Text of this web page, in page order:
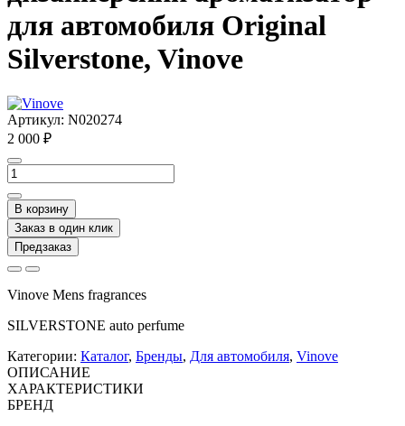
для автомобиля Original
Silverstone, Vinove
Артикул: N020274
2 000 ₽
В корзину
Заказ в один клик
Предзаказ
Vinove Mens fragrances
SILVERSTONE auto perfume
Категории: Каталог, Бренды, Для автомобиля, Vinove
ОПИСАНИЕ
ХАРАКТЕРИСТИКИ
БРЕНД